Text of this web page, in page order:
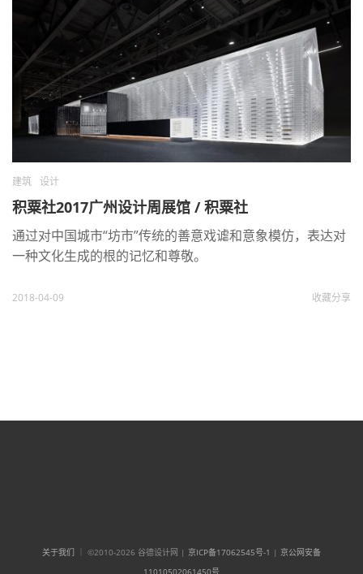
建筑 设计
积粟社2017广州设计周展馆 / 积粟社
通过对中国城市“坊市”传统的善意戏谑和意象模仿，表达对
一种文化生成的根的记忆和尊敬。
2018-04-09 收藏分享
关于我们 ｜ ©2010-2026 谷德设计网 | 京ICP备17062545号-1 | 京公网安备
11010502061450号